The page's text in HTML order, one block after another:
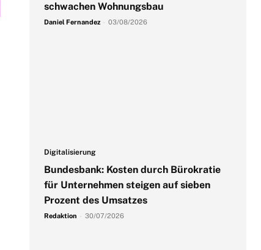
schwachen Wohnungsbau
Daniel Fernandez 03/08/2026
Digitalisierung
Bundesbank: Kosten durch Bürokratie
für Unternehmen steigen auf sieben
Prozent des Umsatzes
Redaktion 30/07/2026